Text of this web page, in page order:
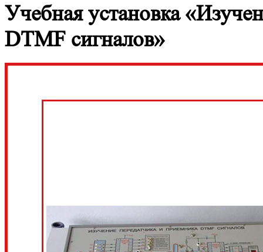
Учебная установка
DTMF сигналов»